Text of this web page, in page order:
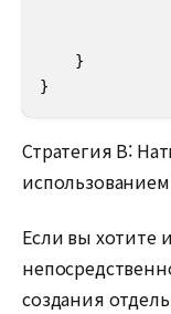
    }
}
Стратегия B:
использованием
Если вы хотите
создания